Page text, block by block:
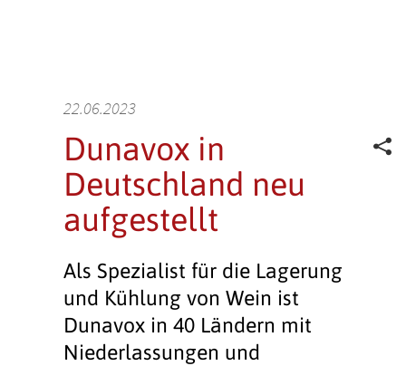
22.06.2023
Dunavox in
Deutschland neu
aufgestellt
Als Spezialist für die Lagerung
und Kühlung von Wein ist
Dunavox in 40 Ländern mit
Niederlassungen und